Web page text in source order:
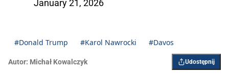
January 21, 2026
#Donald Trump #Karol Nawrocki #Davos
Autor: Michał Kowalczyk Udostępnij